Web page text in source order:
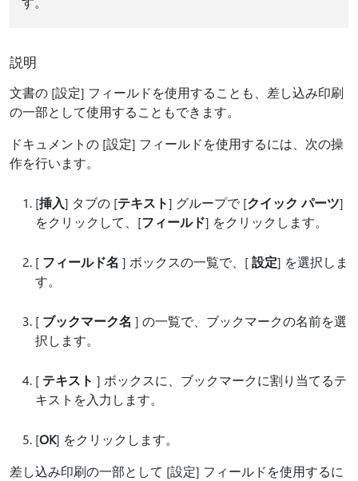
説明
文書の [設定] フィールドを使用することも、差し込み印刷
の一部として使用することもできます。
ドキュメントの [設定] フィールドを使用するには、次の操
作を行います。
[挿入] タブの [テキスト] グループで [クイック パーツ]
をクリックして、[フィールド] をクリックします。
[ フィールド名 ] ボックスの一覧で、[設定] を選択しま
す。
[ ブックマーク名 ] の一覧で、ブックマークの名前を選
択します。
[ テキスト ] ボックスに、ブックマークに割り当てるテ
キストを入力します。
[OK] をクリックします。
差し込み印刷の一部として [設定] フィールドを使用するに